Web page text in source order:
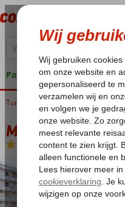
Pakketgarantie
Home
Turkije Turkse Riviera Alanya
Mesut Hotel
All Inclusive-